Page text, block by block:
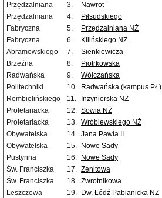
Przędzalniana
3. Nawrot
Przędzalniana
4. Piłsudskiego
Fabryczna
5. Przędzalniana NŻ
Fabryczna
6. Kilińskiego NŻ
Abramowskiego
7. Sienkiewicza
Brzeźna
8. Piotrkowska
Radwańska
9. Wólczańska
Politechniki
10. Radwańska (kampus PŁ)
Rembielińskiego
11.
Inżynierska NŻ
Proletariacka
12. Sowia NŻ
Proletariacka
13. Wróblewskiego NŻ
Obywatelska
14. Jana Pawła II
Obywatelska
15. Nowe Sady
Pustynna
16.
Nowe Sady
Św. Franciszka
17. Zenitowa
Św. Franciszka
18. Zwrotnikowa
Leszczowa
19. Dw. Łódź Pabianicka NŻ